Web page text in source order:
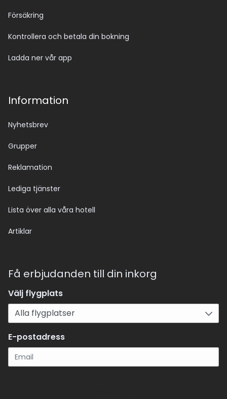
Försäkring
Kontrollera och betala din bokning
Ladda ner vår app
Information
Nyhetsbrev
Grupper
Reklamation
Lediga tjänster
Lista över alla våra hotell
Artiklar
Få erbjudanden till din inkorg
Välj flygplats
E-postadress